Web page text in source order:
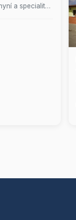
a specialit